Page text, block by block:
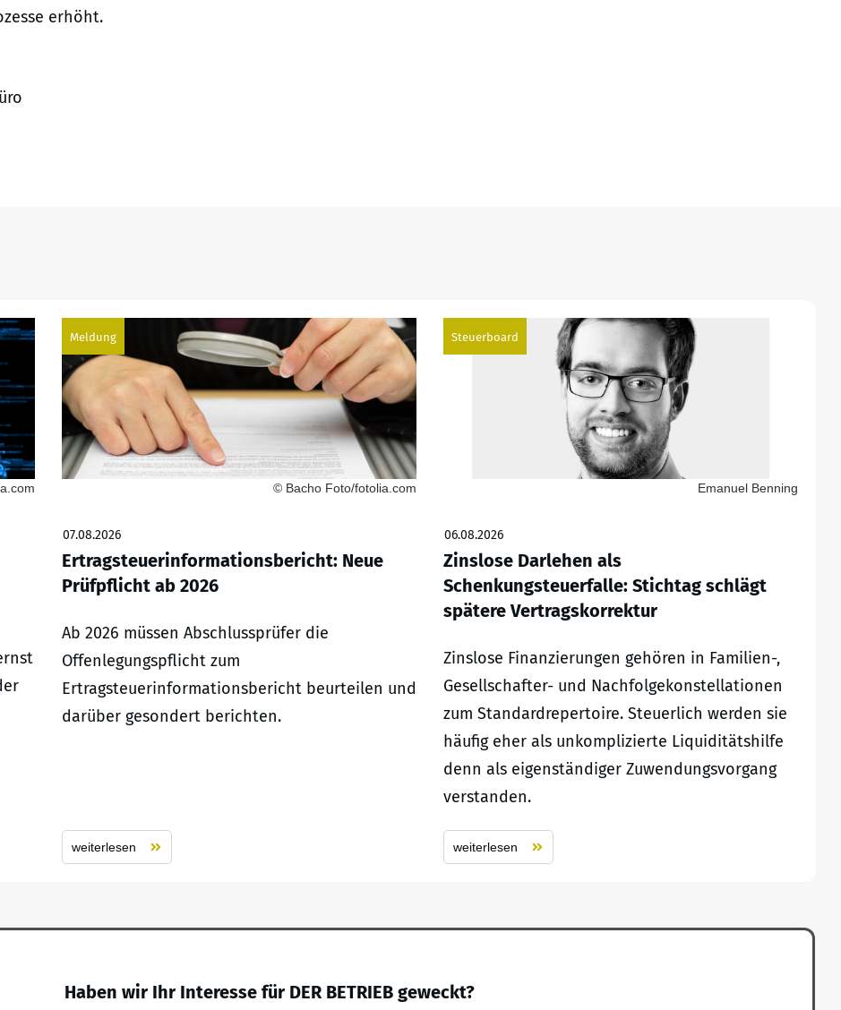
erhöht.
Meldung
© Bacho Foto/fotolia.com
07.08.2026
Ertragsteuerinformationsbericht: Neue
Prüfpflicht ab 2026
Ab 2026 müssen Abschlussprüfer die
Offenlegungspflicht zum
Ertragsteuerinformationsbericht beurteilen und
darüber gesondert berichten.
weiterlesen
Steuerboard
Emanuel Benning
06.08.2026
Zinslose Darlehen als
Schenkungsteuerfalle: Stichtag schlägt
spätere Vertragskorrektur
Zinslose Finanzierungen gehören in Familien-,
Gesellschafter- und Nachfolgekonstellationen
zum Standardrepertoire. Steuerlich werden sie
häufig eher als unkomplizierte Liquiditätshilfe
denn als eigenständiger Zuwendungsvorgang
verstanden.
weiterlesen
Haben wir Ihr Interesse für DER BETRIEB geweckt?